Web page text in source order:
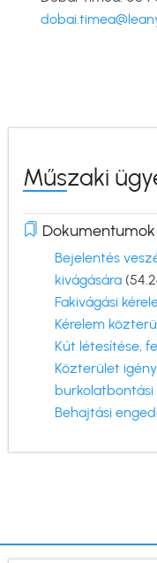
Műszaki
Dokumentumok
Dokumentum
Bejelentés
kivágására
Dokumentum
Fakivágási
Dokumentum
Kérelem
Dokumentum
Kút létesítése,
Dokumentum
Közterület
burkolatbontási
Dokumentum
Behajtási